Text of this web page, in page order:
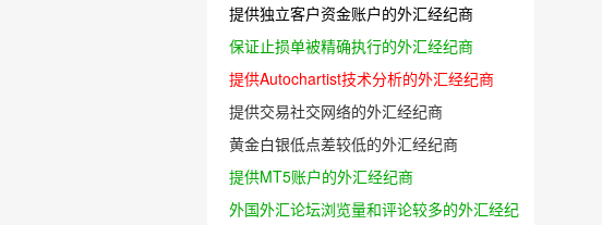
提供独立客户资金账户的外汇经纪商
保证止损单被精确执行的外汇经纪商
提供Autochartist技术分析的外汇经纪商
提供交易社交网络的外汇经纪商
黄金白银低点差较低的外汇经纪商
提供MT5账户的外汇经纪商
外国外汇论坛浏览量和评论较多的外汇经纪